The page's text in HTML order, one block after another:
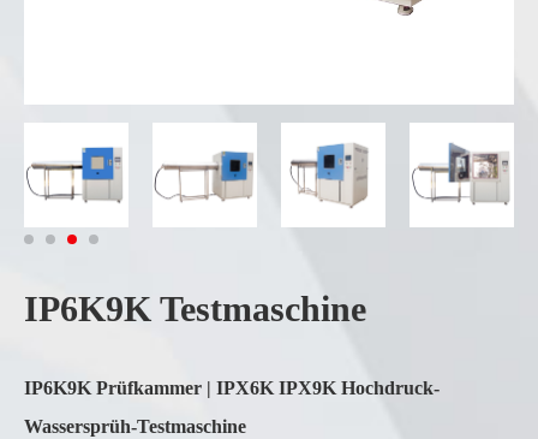
IP6K9K Testmaschine
IP6K9K Prüfkammer | IPX6K IPX9K Hochdruck-
Wassersprüh-Testmaschine